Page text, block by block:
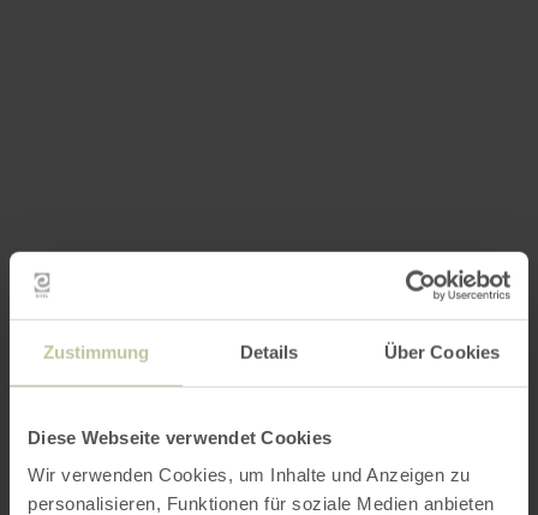
Zustimmung Details Über Cookies
Diese Webseite verwendet Cookies
Wir verwenden Cookies, um Inhalte und Anzeigen zu
personalisieren, Funktionen für soziale Medien anbieten